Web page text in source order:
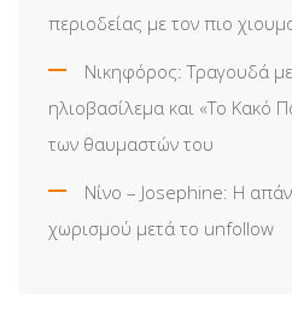
περιοδείας με τον πιο
Νικηφόρος: Τραγουδά
ηλιοβασίλεμα και «Το Κακό
των θαυμαστών του
Νίνο – Josephine: Η
χωρισμού μετά το unfollow